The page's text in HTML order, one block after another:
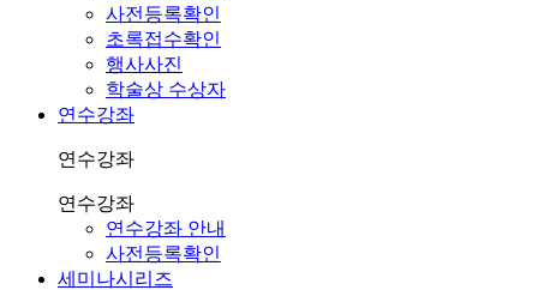
사전등록확인
초록접수확인
행사사진
학술상 수상자
연수강좌
연수강좌
연수강좌
연수강좌 안내
사전등록확인
세미나시리즈